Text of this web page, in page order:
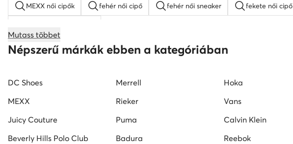
MEXX női cipők fehér női cipő fehér női sneaker fekete női cipő
női magasszárú tornacipők Nine West női cipők
Mutass többet
Népszerű márkák ebben a kategóriában
DC Shoes Merrell Hoka
MEXX
Rieker Vans
Juicy Couture
Puma Calvin Klein
Beverly Hills Polo Club
Badura Reebok